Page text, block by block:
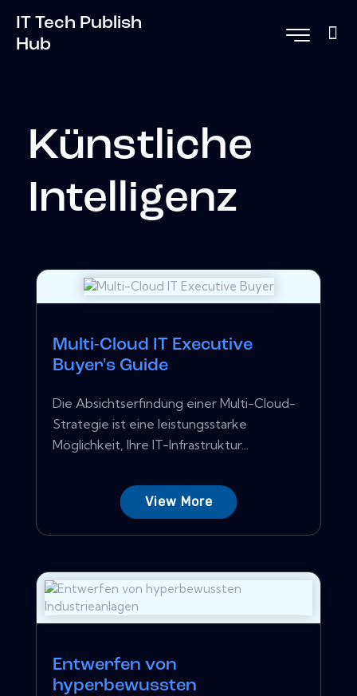
IT Tech Publish
Hub
Künstliche
Intelligenz
Multi-Cloud IT Executive
Buyer's Guide
Die Absichtserfindung einer Multi-Cloud-
Strategie ist eine leistungsstarke
Möglichkeit, Ihre IT-Infrastruktur...
View More
Entwerfen von
hyperbewussten